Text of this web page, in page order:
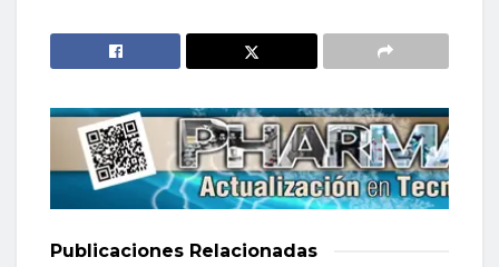
Publicaciones Relacionadas